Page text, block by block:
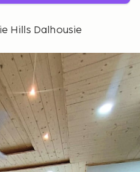
Hills Dalhousie